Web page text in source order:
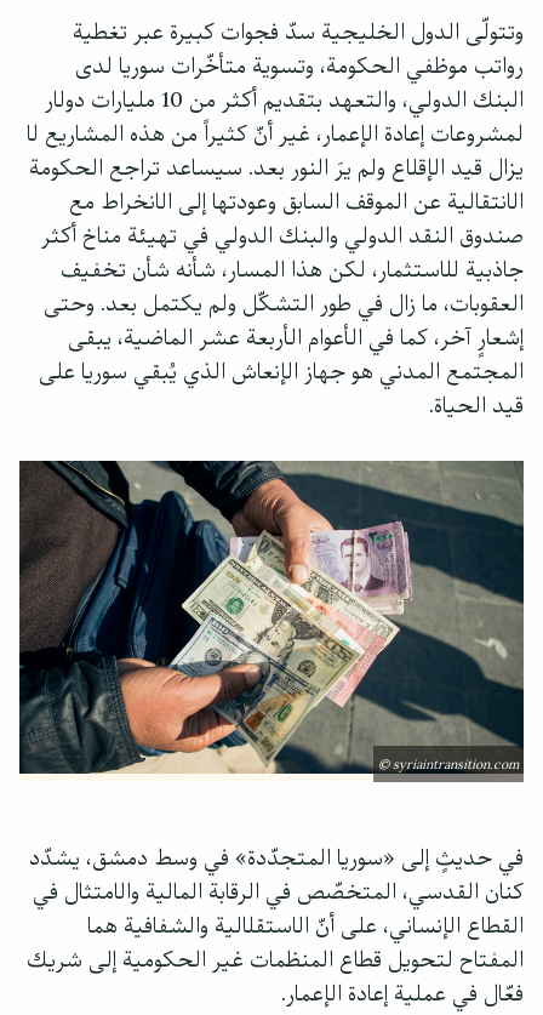
وتتولّى الدول الخليجية سدّ فجوات كبيرة عبر تغطية
رواتب موظفي الحكومة، وتسوية متأخّرات سوريا لدى
البنك الدولي، والتعهد بتقديم أكثر من 10 مليارات دولار
لمشروعات إعادة الإعمار، غير أنّ كثيراً من هذه المشاريع لا
يزال قيد الإقلاع ولم يرَ النور بعد. سيساعد تراجع الحكومة
الانتقالية عن الموقف السابق وعودتها إلى الانخراط مع
صندوق النقد الدولي والبنك الدولي في تهيئة مناخ أكثر
جاذبية للاستثمار، لكن هذا المسار، شأنه شأن تخفيف
العقوبات، ما زال في طور التشكّل ولم يكتمل بعد. وحتى
إشعارٍ آخر، كما في الأعوام الأربعة عشر الماضية، يبقى
المجتمع المدني هو جهاز الإنعاش الذي يُبقي سوريا على
قيد الحياة.
© syriaintransition.com
في حديثٍ إلى «سوريا المتجدّدة» في وسط دمشق، يشدّد
كنان القدسي، المتخصّص في الرقابة المالية والامتثال في
القطاع الإنساني، على أنّ الاستقلالية والشفافية هما
المفتاح لتحويل قطاع المنظمات غير الحكومية إلى شريك
فعّال في عملية إعادة الإعمار.